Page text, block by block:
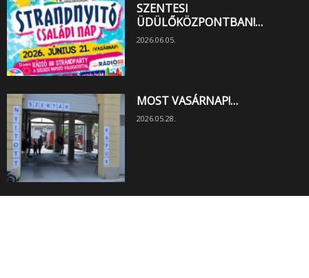
SZENTESI
ÜDÜLŐKÖZPONTBAN!…
2026.06.05.
MOST VASÁRNAP!…
2026.05.28.